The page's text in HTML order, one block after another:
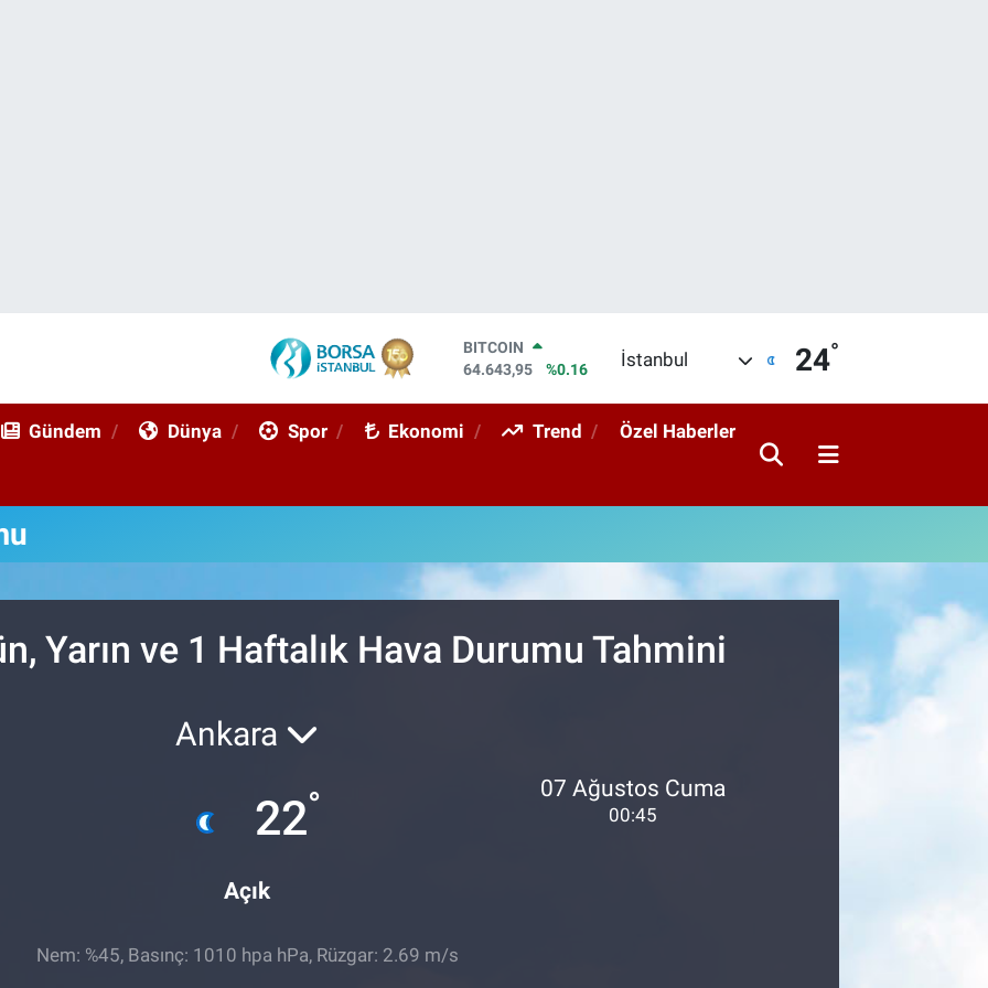
BITCOIN
64.643,95
%0.16
47,6704
%0
EURO
BİST100
13.799
İstanbul 24°
Gündem Dünya Spor Ekonomi Trend Özel Haberler
Yarın ve 1 Haftalık Hava Durumu Tahmini
Ankara
22°
Açık
07 Ağustos Cuma
00:45
Nem: %45, Basınç: 1010 hpa hPa, Rüzgar: 2.69 m/s